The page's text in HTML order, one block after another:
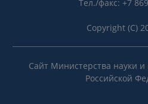
Тел./факс: +7
Copyright (C)
Сайт Министерства науки
Российской